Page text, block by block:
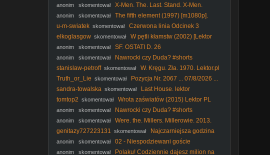
2012. Lektor.pl
anonim skomentował
X-Men. The. Last. Stand. X-Men.
Ostatni. bastion. 2006. Lektor.pl
anonim skomentował
The fifth element (1997) [m1080p].
u-m-swiatek skomentował
Czerwona linia Odcinek 3
elkoglasgow skomentował
W pętli kłamstw (2002) [Lektor
PL] - Cypher
anonim skomentował SF. OSTATI D. 26
anonim skomentował
Nawrocki czy Duda? #shorts
stanislaw-petroff skomentował
W. Kręgu. Zła. 1970. Lektor.pl
Truth_or_Lie skomentował
Pozycja Nr. 2067 ... 07/8/2026 ...
sandra-towalska skomentował
Last House. lektor
tomtop2 skomentował Wrota zaświatów (2015) Lektor PL
anonim skomentował Nawrocki czy Duda? #shorts
anonim skomentował
Were. the. Millers. Millerowie. 2013.
Lektor.pl
genitazy727223131 skomentował
Najczarniejsza godzina
(2011) Lektor PL
anonim skomentował 02 - Niespodziewani goście
anonim skomentował Polaku! Codziennie dajesz milion na